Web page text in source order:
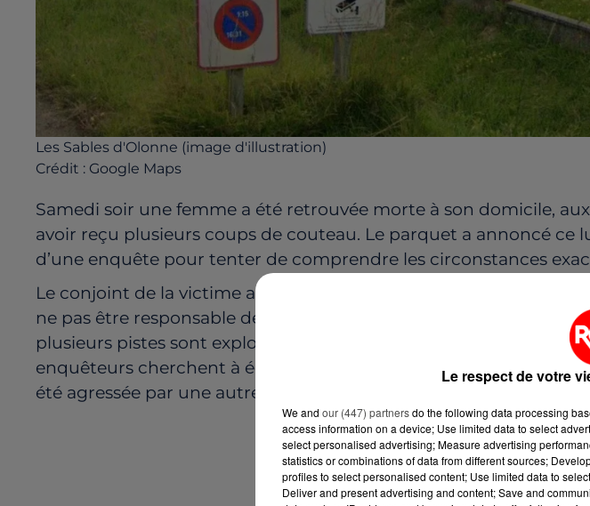
Les Sables d'Olonne (image d'illustration)
Crédit : Google Maps
Samedi soir une femme a été retrouvée morte à son domicile,
avoir reçu plusieurs coups de couteau. Le parquet a annoncé ce
d’une enquête pour tenter de comprendre les circonstances
Le conjoint de la victime a été placé en garde à vue. Au centre
ne pas être responsable des coups portés. Selon la procureure des
plusieurs pistes sont explorées pour déterminer la source de ces
enquêteurs cherchent à éclaircir si la femme a pu s'infliger elle-
été agressée par une autre personne. Une autopsie est prévue
Le respect de votre
We and our (447) partnersdo the following data processing
access information on a device; Use limited data to select
select personalised advertising; Measure advertising
statistics or combinations of data from different sources;
profiles to select personalised content; Use limited data to
Deliver and present advertising and content; Save and